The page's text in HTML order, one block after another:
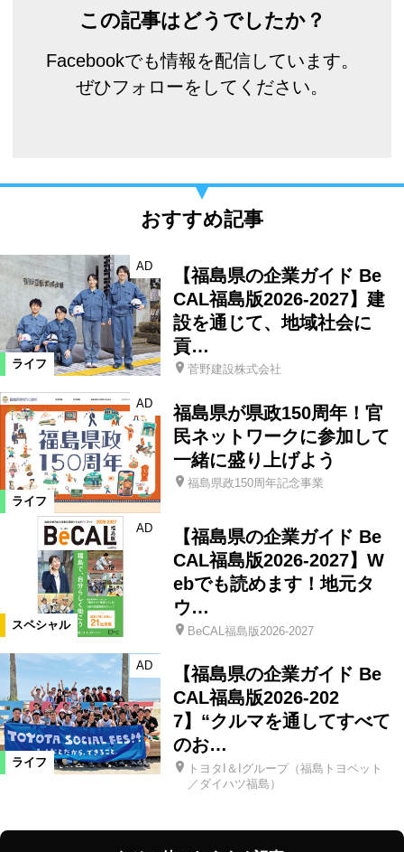
この記事はどうでしたか？
Facebookでも情報を配信しています。
ぜひフォローをしてください。
おすすめ記事
ライフ
AD
【福島県の企業ガイド Be
CAL福島版2026-2027】建
設を通じて、地域社会に
貢…
菅野建設株式会社
ライフ
AD
福島県が県政150周年！官
民ネットワークに参加して
一緒に盛り上げよう
福島県政150周年記念事業
スペシャル
AD
【福島県の企業ガイド Be
CAL福島版2026-2027】W
ebでも読めます！地元タ
ウ…
BeCAL福島版2026-2027
ライフ
AD
【福島県の企業ガイド Be
CAL福島版2026-202
7】“クルマを通してすべて
のお…
トヨタI＆Iグループ（福島トヨペット
／ダイハツ福島）